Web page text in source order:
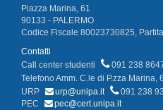
Piazza Marina, 61
90133 - PALERMO
Codice Fiscale 80023730825,
Contatti
Call center studenti
091 238
Telefono Amm. C.le di P.zza Marina,
URP
urp@unipa.it
091 238
PEC
pec@cert.unipa.it